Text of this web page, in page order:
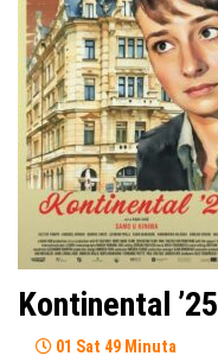
Kontinental ’25
01 Sat 49 Minuta